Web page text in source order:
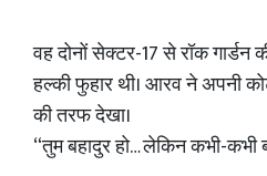
वह दोनों सेक्टर-17 से रॉक गार्डन
हल्की फुहार थी। आरव ने अपनी
की तरफ देखा।
“तुम बहादुर हो… लेकिन कभी-कभी